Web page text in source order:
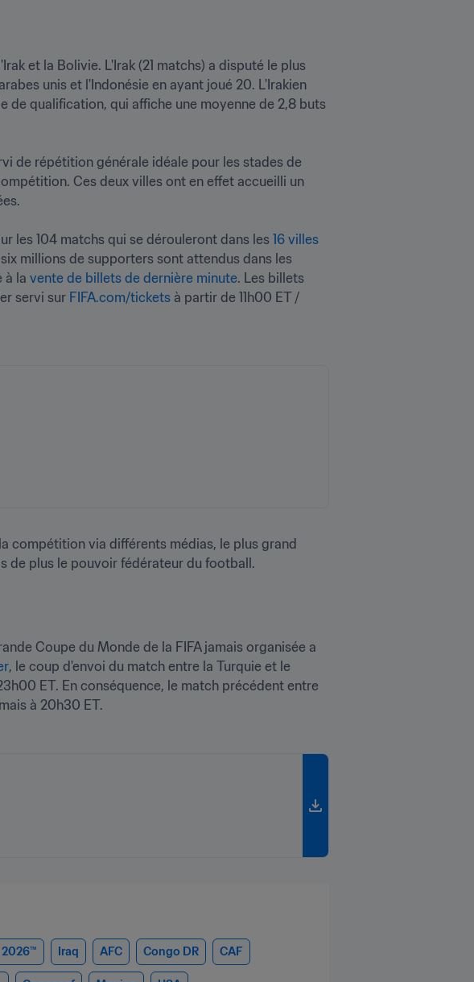
et la Bolivie. L'Irak (21 matchs) a disputé le plus
unis et l'Indonésie en ayant joué 20. L'Irakien
de qualification, qui affiche une moyenne de 2,8 buts
de répétition générale idéale pour les stades de
Ces deux villes ont en effet accueilli un
les 104 matchs qui se dérouleront dans les 16 villes
millions de supporters sont attendus dans les
à la vente de billets de dernière minute. Les billets
servi sur FIFA.com/tickets à partir de 11h00 ET /
compétition via différents médias, le plus grand
de plus le pouvoir fédérateur du football.
Coupe du Monde de la FIFA jamais organisée a
, le coup d'envoi du match entre la Turquie et le
ET. En conséquence, le match précédent entre
à 20h30 ET.
2026™ Iraq AFC Congo DR CAF